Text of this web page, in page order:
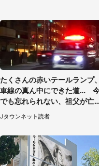
たくさんの赤いテールランプ
車線の真ん中にできた道...
でも忘れられない、祖父が亡く
なった夜に見た光景（30代女
性）
Jタウンネット読者